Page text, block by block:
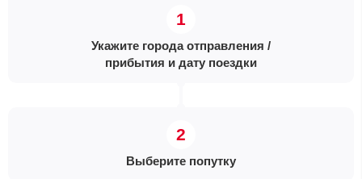
Укажите города отправления /
прибытия и дату поездки
Выберите попутку